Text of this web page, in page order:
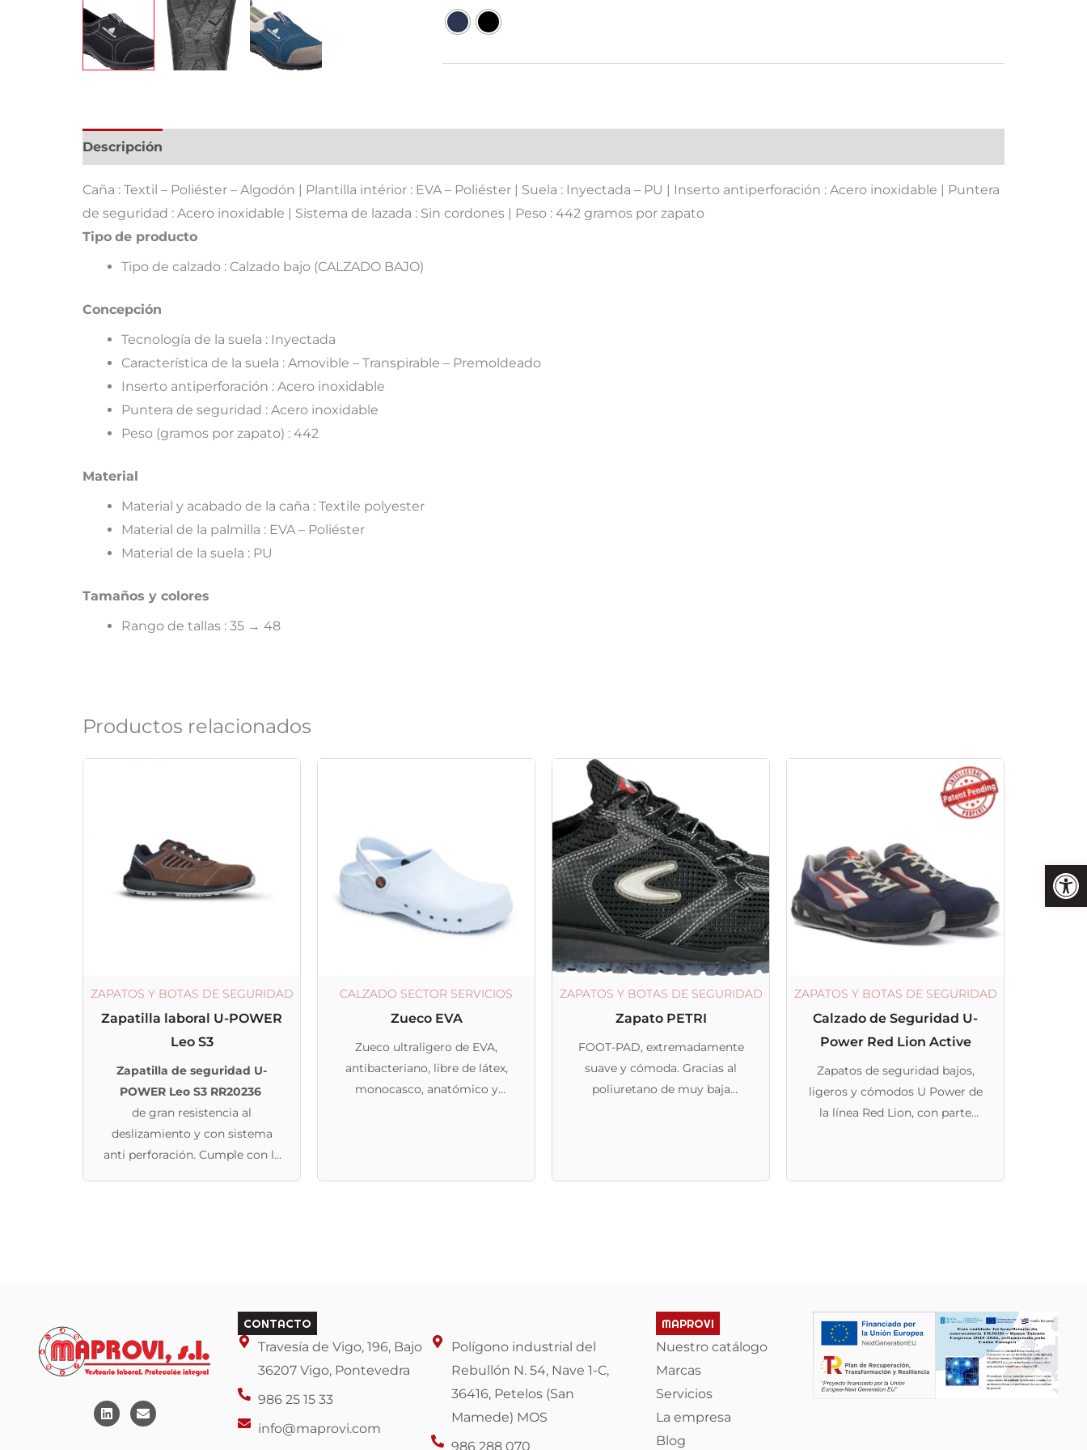
Descripción
Caña : Textil – Poliéster – Algodón | Plantilla intérior : EVA – Poliéster | Suela : Inyectada – PU | Inserto antiperforación : Acero inoxidable | Puntera
de seguridad : Acero inoxidable | Sistema de lazada : Sin cordones | Peso : 442 gramos por zapato
Tipo de producto
Tipo de calzado : Calzado bajo (CALZADO BAJO)
Concepción
Tecnología de la suela : Inyectada
Característica de la suela : Amovible – Transpirable – Premoldeado
Inserto antiperforación : Acero inoxidable
Puntera de seguridad : Acero inoxidable
Peso (gramos por zapato) : 442
Material
Material y acabado de la caña : Textile polyester
Material de la palmilla : EVA – Poliéster
Material de la suela : PU
Tamaños y colores
Rango de tallas : 35 → 48
Productos relacionados
ZAPATOS Y BOTAS DE SEGURIDAD
Zapatilla laboral U-POWER
Leo S3
Zapatilla de seguridad U-
POWER Leo S3 RR20236
de gran resistencia al
deslizamiento y con sistema
anti perforación. Cumple con la
variantes.
Las
la
página
de
producto
CALZADO SECTOR SERVICIOS
Zueco EVA
Zueco ultraligero de EVA,
antibacteriano, libre de látex,
monocasco, anatómico y
variantes.
opciones
se
la
página
de
producto
ZAPATOS Y BOTAS DE SEGURIDAD
Zapato PETRI
FOOT-PAD, extremadamente
suave y cómoda. Gracias al
poliuretano de muy baja
producto
tiene
múltiples
variantes.
Las
opciones
se
pueden
elegir
la
página
de
producto
ZAPATOS Y BOTAS DE SEGURIDAD
Calzado de Seguridad U-
Power Red Lion Active
Zapatos de seguridad bajos,
ligeros y cómodos U Power de
la línea Red Lion, con parte
producto
múltiples
variantes.
Las
opciones
se
la
página
de
producto
L
i
n
E
n
v
CONTACTO
Travesía de Vigo, 196, Bajo
36207 Vigo, Pontevedra
986 25 15 33
info@maprovi.com
Polígono industrial del
Rebullón N. 54, Nave 1-C,
36416, Petelos (San
Mamede) MOS
986 288 070
MAPROVI
Nuestro catálogo
Marcas
Servicios
La empresa
Blog